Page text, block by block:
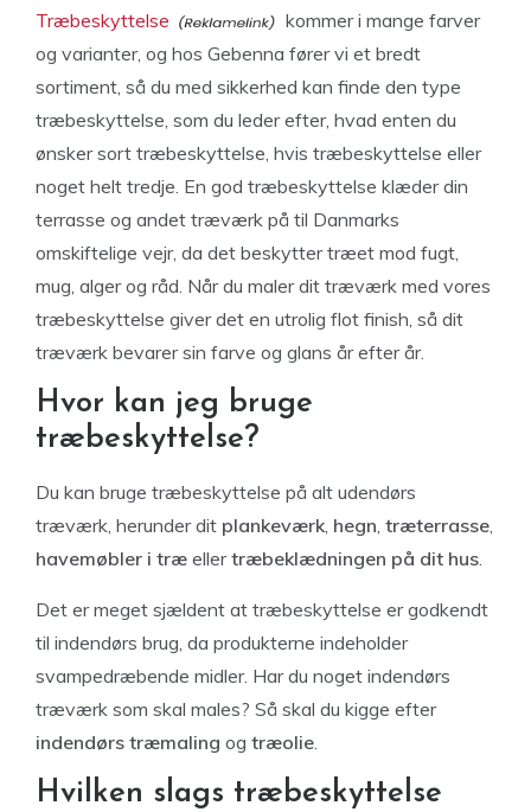
Træbeskyttelse
kommer i mange farver
og varianter, og hos Gebenna fører vi et bredt
sortiment, så du med sikkerhed kan finde den type
træbeskyttelse, som du leder efter, hvad enten du
ønsker sort træbeskyttelse, hvis træbeskyttelse eller
noget helt tredje. En god træbeskyttelse klæder din
terrasse og andet træværk på til Danmarks
omskiftelige vejr, da det beskytter træet mod fugt,
mug, alger og råd. Når du maler dit træværk med vores
træbeskyttelse giver det en utrolig flot finish, så dit
træværk bevarer sin farve og glans år efter år.
Hvor kan jeg bruge
træbeskyttelse?
Du kan bruge træbeskyttelse på alt udendørs
træværk, herunder dit plankeværk, hegn, træterrasse,
havemøbler i træ ellertræbeklædningen på dit hus.
Det er meget sjældent at træbeskyttelse er godkendt
til indendørs brug, da produkterne indeholder
svampedræbende midler. Har du noget indendørs
træværk som skal males? Så skal du kigge efter
indendørs træmaling og træolie.
Hvilken slags træbeskyttelse